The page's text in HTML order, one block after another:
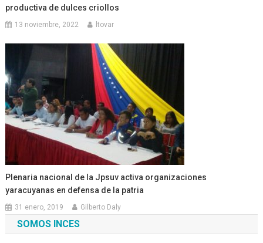
productiva de dulces criollos
13 noviembre, 2022 ltovar
Plenaria nacional de la Jpsuv activa organizaciones
yaracuyanas en defensa de la patria
31 enero, 2019 Gilberto Daly
SOMOS INCES